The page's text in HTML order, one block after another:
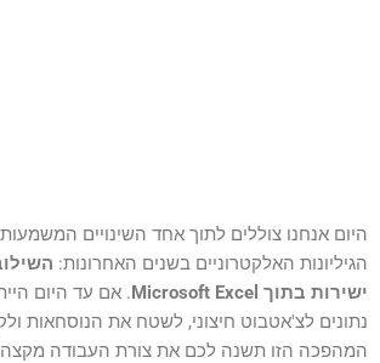
היום אנחנו צוללים לתוך אחד השינויים
הגיליונות האלקטרוניים בשנים האחרונות:
ישירות בתוך Microsoft Excel
. אם עד היום
נתונים לצ'אטבוט חיצוני, לשטח את הנוסחאות
המהפכה הזו תשנה לכם את צורת העבודה